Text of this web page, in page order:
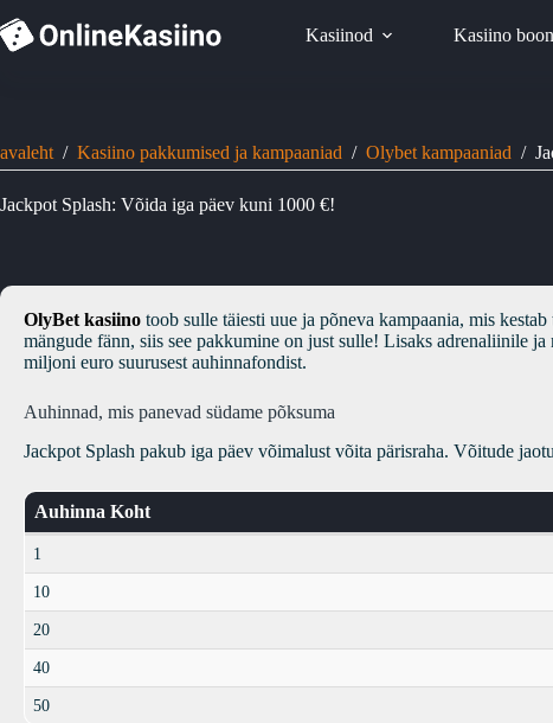
to
content
Kasiinod Kasiino
avaleht / Kasiino pakkumised ja kampaaniad / Olybet kampaaniad /
Jackpot Splash: Võida iga päev kuni 1000 €!
OlyBet kasiino toob sulle täiesti uue ja põneva kampaania, mis
mängude fänn, siis see pakkumine on just sulle! Lisaks adrenaliinile
miljoni euro suurusest auhinnafondist.
Auhinnad, mis panevad südame põksuma
Jackpot Splash pakub iga päev võimalust võita pärisraha. Võitude
Auhinna Koht
1
10
20
40
50